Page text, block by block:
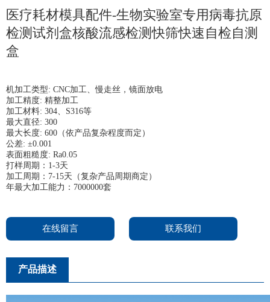
医疗耗材模具配件-生物实验室专用病毒抗原
检测试剂盒核酸流感检测快筛快速自检自测
盒
机加工类型: CNC加工、慢走丝，镜面放电
加工精度: 精整加工
加工材料: 304、S316等
最大直径: 300
最大长度: 600（依产品复杂程度而定）
公差: ±0.001
表面粗糙度: Ra0.05
打样周期：1-3天
加工周期：7-15天（复杂产品周期商定）
年最大加工能力：7000000套
在线留言 联系我们
产品描述